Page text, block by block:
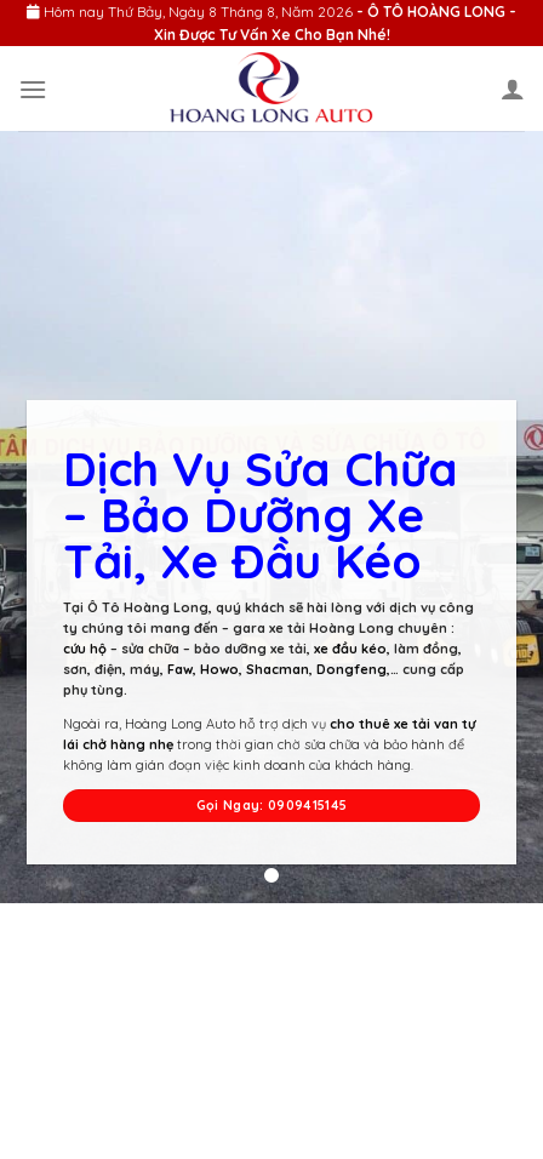
Skip
to
Hôm nay Thứ Bảy, Ngày 8 Tháng 8, Năm 2026 - Ô TÔ HOÀNG LONG -
Xin Được Tư Vấn Xe Cho Bạn Nhé!
Dịch Vụ Sửa Chữa
– Bảo Dưỡng Xe
Tải, Xe Đầu Kéo
Tại Ô Tô Hoàng Long, quý khách sẽ hài lòng với dịch vụ công
ty chúng tôi mang đến – gara xe tải Hoàng Long chuyên :
cứu hộ – sửa chữa – bảo dưỡng xe tải,xe đầu kéo, làm đồng,
sơn, điện, máy,Faw,Howo,Shacman,Dongfeng,… cung cấp
phụ tùng.
Ngoài ra, Hoàng Long Auto hỗ trợ dịch vụcho thuê xe tải van tự
lái chở hàng nhẹ trong thời gian chờ sửa chữa và bảo hành để
không làm gián đoạn việc kinh doanh của khách hàng.
Gọi Ngay: 0909415145